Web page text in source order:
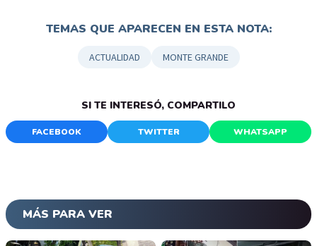
TEMAS QUE APARECEN EN ESTA NOTA:
ACTUALIDAD MONTE GRANDE
SI TE INTERESÓ, COMPARTILO
FACEBOOK TWITTER WHATSAPP
MÁS PARA VER